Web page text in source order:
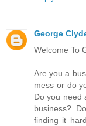
George
Welcome To
Are you a
mess or do
Do you need
business?
finding it